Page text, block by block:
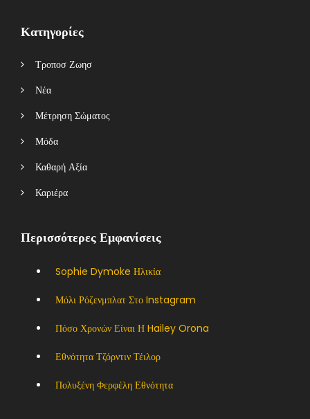
Κατηγορίες
Τροποσ Ζωησ
Νέα
Μέτρηση Σώματος
Μόδα
Καθαρή Αξία
Καριέρα
Περισσότερες Εμφανίσεις
Sophie Dymoke Ηλικία
Μόλι Ρόζενμπλατ Στο Instagram
Πόσο Χρονών Είναι Η Hailey Orona
Εθνότητα Τζόρντιν Τέιλορ
Πολυξένη Φερφέλη Εθνότητα